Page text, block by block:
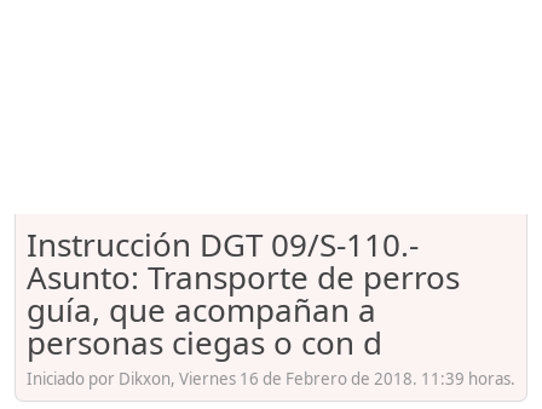
Instrucción DGT 09/S-110.-
Asunto: Transporte de perros
guía, que acompañan a
personas ciegas o con d
Iniciado por Dikxon, Viernes 16 de Febrero de 2018. 11:39 horas.